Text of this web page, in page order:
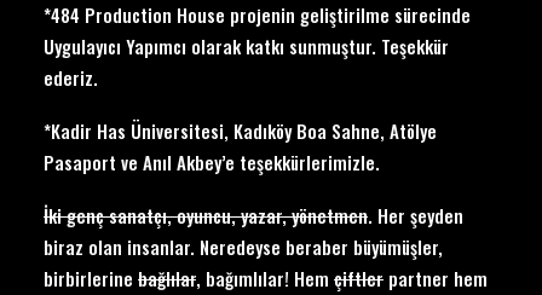
*484 Production House projenin geliştirilme sürecinde
Uygulayıcı Yapımcı olarak katkı sunmuştur. Teşekkür
ederiz.
*Kadir Has Üniversitesi, Kadıköy Boa Sahne, Atölye
Pasaport ve Anıl Akbey’e teşekkürlerimizle.
İki genç sanatçı, oyuncu, yazar, yönetmen. Her şeyden
biraz olan insanlar. Neredeyse beraber büyümüşler,
birbirlerine bağlılar, bağımlılar! Hem çiftler partner hem